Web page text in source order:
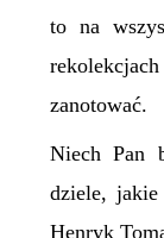
to na
zanotować.
Niech Pan
dziele,
Henryk